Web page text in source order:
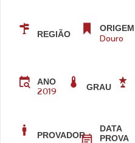
REGIÃO
ORIGEM
Douro
ANO
2019 GRAU
PROVADOR
DATA
PROVA